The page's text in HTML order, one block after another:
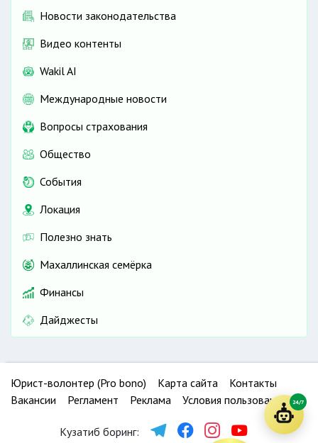
Новости законодательства
Видео контенты
Wakil AI
Международные новости
Вопросы страхования
Общество
События
Локация
Полезно знать
Махаллинская семёрка
Финансы
Дайджесты
Юрист-волонтер (Pro bono) Карта сайта
Контакты
Вакансии
Регламент Реклама Условия пользования
Кузатиб боринг:
24/7